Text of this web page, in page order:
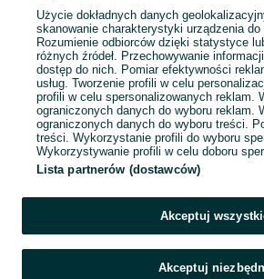
Popularne wyszukiwania
Użycie dokładnych danych
skanowanie charakterystyki urządzenia
Rozumienie odbiorców dzięki statystyce
różnych źródeł. Przechowywanie
dostęp do nich. Pomiar efektywności
usług. Tworzenie profili w celu
profili w celu spersonalizowanych reklam.
ograniczonych danych do wyboru reklam.
ograniczonych danych do wyboru treści.
treści. Wykorzystanie profili do wyboru
Wykorzystywanie profili w celu doboru
Lista partnerów (dostawców)
Akceptuj
Akceptuj